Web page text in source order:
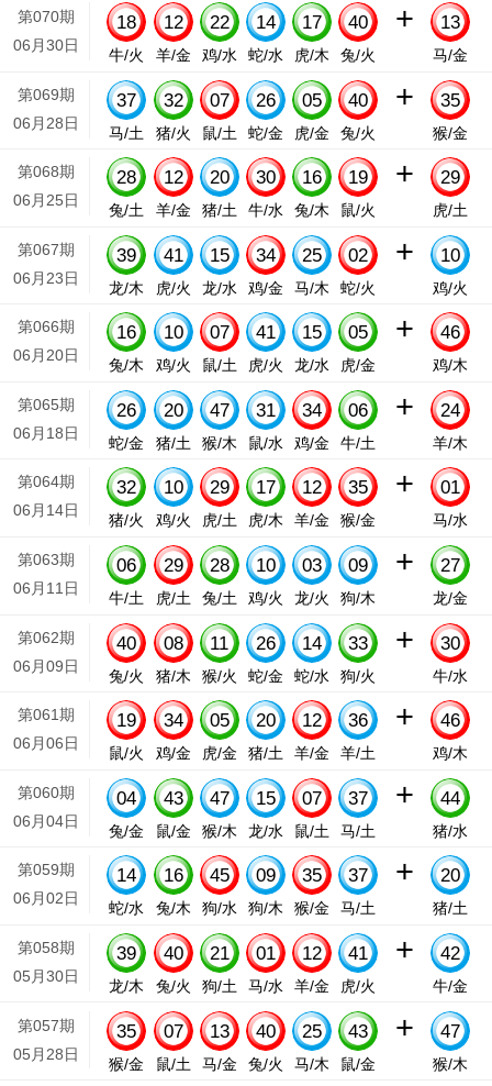
第070期
06月30日
18
牛/火
12
羊/金
22
鸡/水
14
蛇/水
17
虎/木
40
兔/火
+ 13
马/金
第069期
06月28日
37
马/土
32
猪/火
07
鼠/土
26
蛇/金
05
虎/金
40
兔/火
+ 35
猴/金
第068期
06月25日
28
兔/土
12
羊/金
20
猪/土
30
牛/水
16
兔/木
19
鼠/火
+ 29
虎/土
第067期
06月23日
39
龙/木
41
虎/火
15
龙/水
34
鸡/金
25
马/木
02
蛇/火
+ 10
鸡/火
第066期
06月20日
16
兔/木
10
鸡/火
07
鼠/土
41
虎/火
15
龙/水
05
虎/金
+ 46
鸡/木
第065期
06月18日
26
蛇/金
20
猪/土
47
猴/木
31
鼠/水
34
鸡/金
06
牛/土
+ 24
羊/木
第064期
06月14日
32
猪/火
10
鸡/火
29
虎/土
17
虎/木
12
羊/金
35
猴/金
+ 01
马/水
第063期
06月11日
06
牛/土
29
虎/土
28
兔/土
10
鸡/火
03
龙/火
09
狗/木
+ 27
龙/金
第062期
06月09日
40
兔/火
08
猪/木
11
猴/火
26
蛇/金
14
蛇/水
33
狗/火
+ 30
牛/水
第061期
06月06日
19
鼠/火
34
鸡/金
05
虎/金
20
猪/土
12
羊/金
36
羊/土
+ 46
鸡/木
第060期
06月04日
04
兔/金
43
鼠/金
47
猴/木
15
龙/水
07
鼠/土
37
马/土
+ 44
猪/水
第059期
06月02日
14
蛇/水
16
兔/木
45
狗/水
09
狗/木
35
猴/金
37
马/土
+ 20
猪/土
第058期
05月30日
39
龙/木
40
兔/火
21
狗/土
01
马/水
12
羊/金
41
虎/火
+ 42
牛/金
第057期
05月28日
35
猴/金
07
鼠/土
13
马/金
40
兔/火
25
马/木
43
鼠/金
+ 47
猴/木